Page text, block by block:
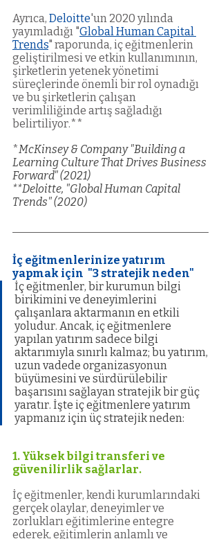
Ayrıca, Deloitte'un 2020 yılında
yayımladığı "Global Human Capital
Trends" raporunda, iç eğitmenlerin
geliştirilmesi ve etkin kullanımının,
şirketlerin yetenek yönetimi
süreçlerinde önemli bir rol oynadığı
ve bu şirketlerin çalışan
verimliliğinde artış sağladığı
belirtiliyor.**
*McKinsey & Company "Building a
Learning Culture That Drives Business
Forward" (2021)
**Deloitte, "Global Human Capital
Trends" (2020)
İç eğitmenlerinize yatırım
yapmak için  "3 stratejik neden"
İç eğitmenler, bir kurumun bilgi
birikimini ve deneyimlerini
çalışanlara aktarmanın en etkili
yoludur. Ancak, iç eğitmenlere
yapılan yatırım sadece bilgi
aktarımıyla sınırlı kalmaz; bu yatırım,
uzun vadede organizasyonun
büyümesini ve sürdürülebilir
başarısını sağlayan stratejik bir güç
yaratır. İşte iç eğitmenlere yatırım
yapmanız için üç stratejik neden:
1. Yüksek bilgi transferi ve
güvenilirlik sağlarlar.
İç eğitmenler, kendi kurumlarındaki
gerçek olaylar, deneyimler ve
zorlukları eğitimlerine entegre
ederek, eğitimlerin anlamlı ve